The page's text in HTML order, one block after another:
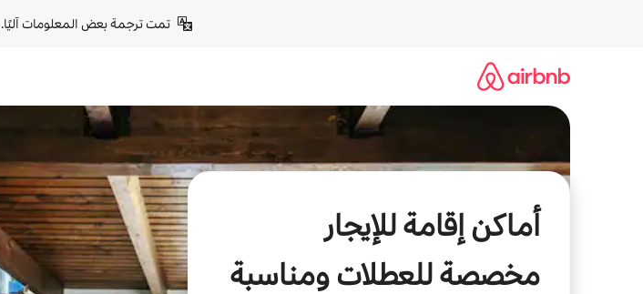
تمت ترجمة بعض المعلومات آليًا.
أماكن إقامة للإيجار
مخصصة للعطلات ومناسبة